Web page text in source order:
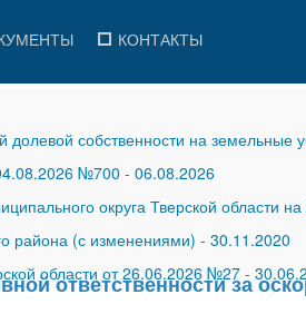
КОНТАКТЫ
собственности на земельные
№700 - 06.08.2026
округа Тверской области
района (с изменениями) - 30.11.2020
области от 26.06.2026 №27 -
ответственности за